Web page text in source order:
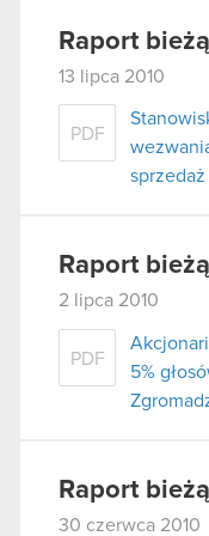
Raport
13 lipca 2010
PDF
sprzedaż
Raport
2 lipca 2010
PDF
5%
Raport
30 czerwca 2010